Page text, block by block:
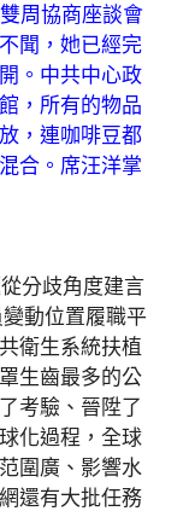
周協商座談會
聞，她已經完
。中共中心政
，所有的物品
，連咖啡豆都
合。席汪洋掌
分歧角度建言
動位置履職平
衛生系統扶植
生齒最多的公
考驗、晉陞了
化過程，全球
圍廣、影響水
還有大批任務